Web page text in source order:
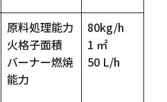
原料処理能力
火格子面積
バーナー燃焼
能力
80kg/h
1 ㎡
50 L/h